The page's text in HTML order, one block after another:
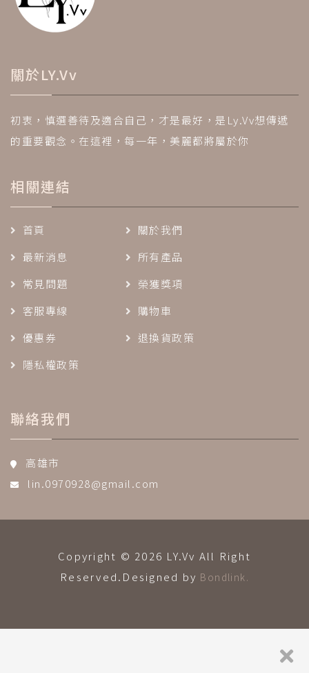
關於LY.Vv
初衷，慎選善待及適合自己，才是最好，是Ly.Vv想傳遞
的重要觀念。在這裡，每一年，美麗都將屬於你
相關連結
首頁
關於我們
最新消息
所有產品
常見問題
榮獲獎項
客服專線
購物車
優惠券
退換貨政策
隱私權政策
聯絡我們
高雄市
lin.0970928@gmail.com
Copyright © 2026 LY.Vv All Right
Reserved.Designed by Bondlink.